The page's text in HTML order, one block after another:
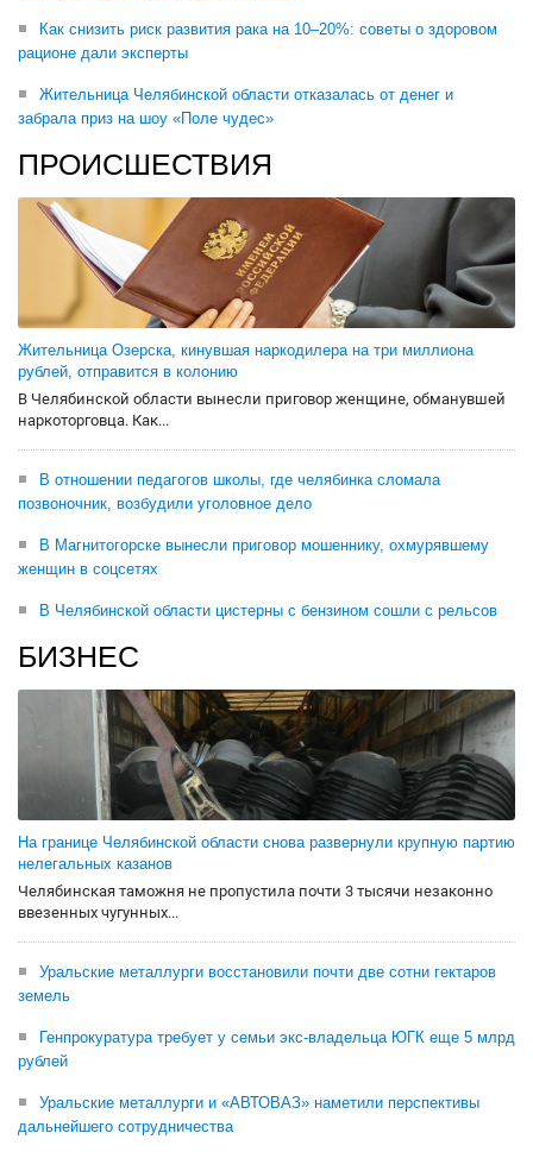
Как снизить риск развития рака на 10–20%: советы о здоровом
рационе дали эксперты
Жительница Челябинской области отказалась от денег и
забрала приз на шоу «Поле чудес»
ПРОИСШЕСТВИЯ
Жительница Озерска, кинувшая наркодилера на три миллиона
рублей, отправится в колонию
В Челябинской области вынесли приговор женщине, обманувшей
наркоторговца. Как...
В отношении педагогов школы, где челябинка сломала
позвоночник, возбудили уголовное дело
В Магнитогорске вынесли приговор мошеннику, охмурявшему
женщин в соцсетях
В Челябинской области цистерны с бензином сошли с рельсов
БИЗНЕС
На границе Челябинской области снова развернули крупную партию
нелегальных казанов
Челябинская таможня не пропустила почти 3 тысячи незаконно
ввезенных чугунных...
Уральские металлурги восстановили почти две сотни гектаров
земель
Генпрокуратура требует у семьи экс-владельца ЮГК еще 5 млрд
рублей
Уральские металлурги и «АВТОВАЗ» наметили перспективы
дальнейшего сотрудничества